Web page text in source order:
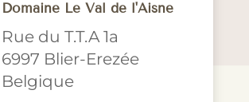
Domaine Le Val de l'Aisne
Rue du T.T.A 1a
6997 Blier-Erezée
Belgique